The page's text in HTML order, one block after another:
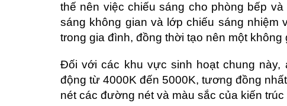
thế nên việc chiếu sáng cho phòng bếp
sáng không gian và lớp chiếu sáng nhiệm
trong gia đình, đồng thời tạo nên một
Đối với các khu vực sinh hoạt chung này,
động từ 4000K đến 5000K, tương đồng
nét các đường nét và màu sắc của kiến